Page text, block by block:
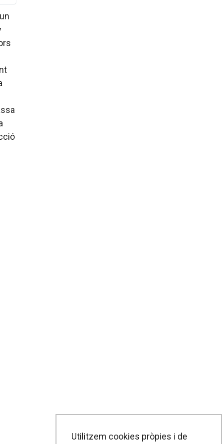
Utilitzem cookies pròpies i de